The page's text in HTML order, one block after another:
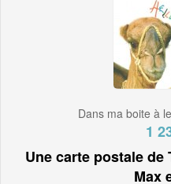
Dans ma boite à
1
Une carte postale de
Max